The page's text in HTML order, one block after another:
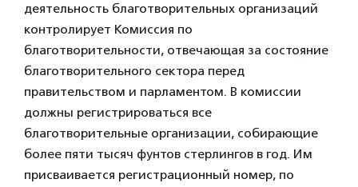
деятельность благотворительных организаций
контролирует Комиссия по
благотворительности, отвечающая за состояние
благотворительного сектора перед
правительством и парламентом. В комиссии
должны регистрироваться все
благотворительные организации, собирающие
более пяти тысяч фунтов стерлингов в год. Им
присваивается регистрационный номер, по